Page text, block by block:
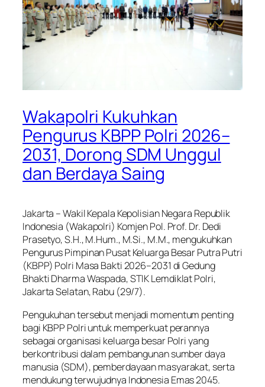
Wakapolri Kukuhkan
Pengurus KBPP Polri 2026–
2031, Dorong SDM Unggul
dan Berdaya Saing
Jakarta – Wakil Kepala Kepolisian Negara Republik
Indonesia (Wakapolri) Komjen Pol. Prof. Dr. Dedi
Prasetyo, S.H., M.Hum., M.Si., M.M., mengukuhkan
Pengurus Pimpinan Pusat Keluarga Besar Putra Putri
(KBPP) Polri Masa Bakti 2026–2031 di Gedung
Bhakti Dharma Waspada, STIK Lemdiklat Polri,
Jakarta Selatan, Rabu (29/7).
Pengukuhan tersebut menjadi momentum penting
bagi KBPP Polri untuk memperkuat perannya
sebagai organisasi keluarga besar Polri yang
berkontribusi dalam pembangunan sumber daya
manusia (SDM), pemberdayaan masyarakat, serta
mendukung terwujudnya Indonesia Emas 2045.